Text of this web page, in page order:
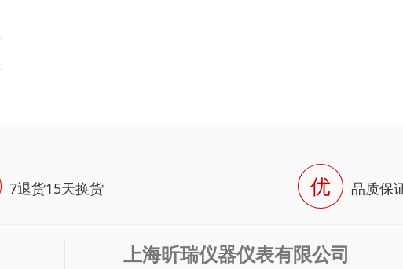
7退货15天换货 优 品质保
上海昕瑞仪器仪表有限公司